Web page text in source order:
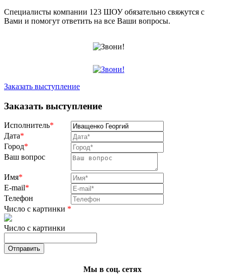
Специалисты компании 123 ШОУ обязательно свяжутся с
Вами и помогут ответить на все Ваши вопросы.
Заказать выступление
Заказать выступление
Исполнитель*
Дата*
Город*
Ваш вопрос
Имя*
E-mail*
Телефон
Число с картинки *
Число с картинки
Мы в соц. сетях